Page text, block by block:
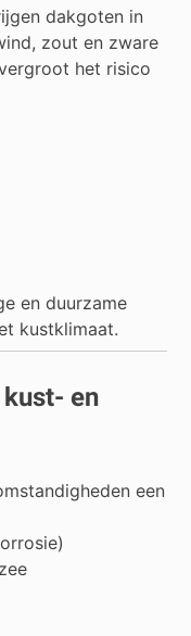
dakgoten in
zout en zware
het risico
en duurzame
kustklimaat.
en
een